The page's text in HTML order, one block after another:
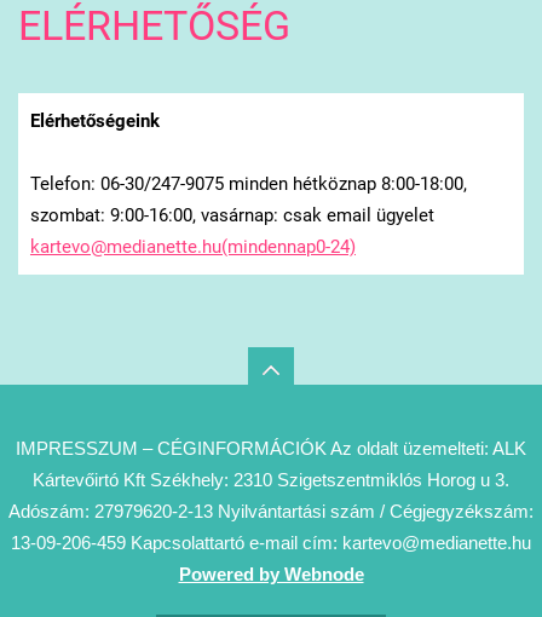
ELÉRHETŐSÉG
Elérhetőségeink
Telefon: 06-30/247-9075 minden hétköznap 8:00-18:00,
szombat: 9:00-16:00, vasárnap: csak email ügyelet
kartevo@medianette.hu(mindennap0-24)
IMPRESSZUM – CÉGINFORMÁCIÓK Az oldalt üzemelteti: ALK
Kártevőirtó Kft Székhely: 2310 Szigetszentmiklós Horog u 3.
Adószám: 27979620-2-13 Nyilvántartási szám / Cégjegyzékszám:
13-09-206-459 Kapcsolattartó e-mail cím: kartevo@medianette.hu
Powered by Webnode